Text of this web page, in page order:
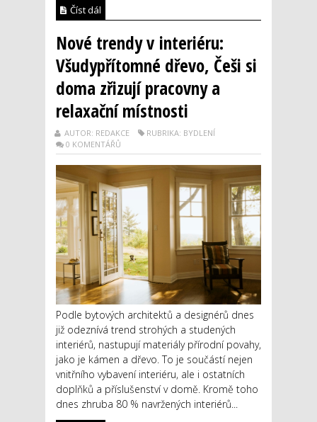
Číst dál
Nové trendy v interiéru:
Všudypřítomné dřevo, Češi si
doma zřizují pracovny a
relaxační místnosti
AUTOR: REDAKCE
RUBRIKA: BYDLENÍ
0 KOMENTÁŘŮ
Podle bytových architektů a designérů dnes
již odeznívá trend strohých a studených
interiérů, nastupují materiály přírodní povahy,
jako je kámen a dřevo. To je součástí nejen
vnitřního vybavení interiéru, ale i ostatních
doplňků a příslušenství v domě. Kromě toho
dnes zhruba 80 % navržených interiérů...